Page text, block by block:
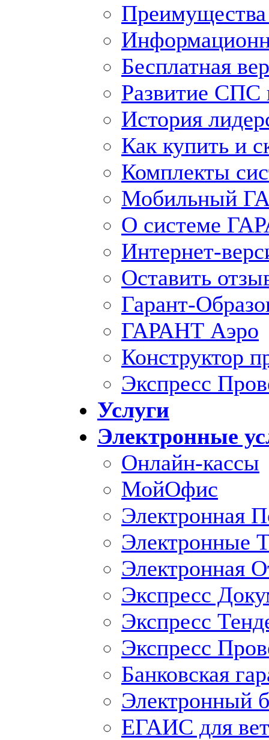
Бесплатная
Развитие СПС
История
Как купить и
Комплекты
Мобильный
О системе
Интернет-
Оставить
Гарант-
ГАРАНТ Аэро
Конструктор
Экспресс
Услуги
Электронные
Онлайн-кассы
МойОфис
Электронная
Электронные
Электронная
Экспресс
Экспресс
Экспресс
Банковская
Электронный
ЕГАИС для